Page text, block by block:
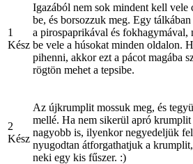
1
Kész
Igazából nem sok mindent kell vele
be, és borsozzuk meg. Egy
a pirospaprikával és fokhagymával,
be vele a húsokat minden oldalon.
pihenni, akkor ezt a pácot magába
rögtön mehet a tepsibe.
2
Kész
Az újkrumplit mossuk meg, és
mellé. Ha nem sikerül apró
nagyobb is, ilyenkor negyedeljük
nyugodtan átforgathatjuk a
neki egy kis fűszer. :)